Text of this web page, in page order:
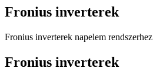
Fronius inverterek
Fronius inverterek napelem rendszerhez
Fronius inverterek